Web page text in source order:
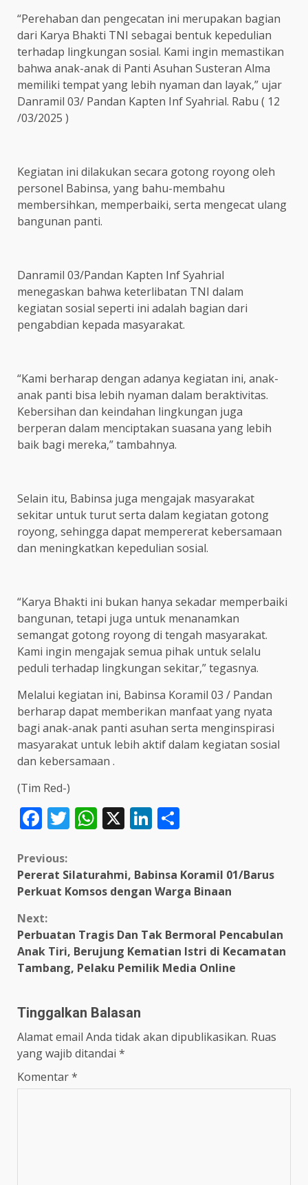
“Perehaban dan pengecatan ini merupakan bagian
dari Karya Bhakti TNI sebagai bentuk kepedulian
terhadap lingkungan sosial. Kami ingin memastikan
bahwa anak-anak di Panti Asuhan Susteran Alma
memiliki tempat yang lebih nyaman dan layak,” ujar
Danramil 03/ Pandan Kapten Inf Syahrial. Rabu ( 12
/03/2025 )
Kegiatan ini dilakukan secara gotong royong oleh
personel Babinsa, yang bahu-membahu
membersihkan, memperbaiki, serta mengecat ulang
bangunan panti.
Danramil 03/Pandan Kapten Inf Syahrial
menegaskan bahwa keterlibatan TNI dalam
kegiatan sosial seperti ini adalah bagian dari
pengabdian kepada masyarakat.
“Kami berharap dengan adanya kegiatan ini, anak-
anak panti bisa lebih nyaman dalam beraktivitas.
Kebersihan dan keindahan lingkungan juga
berperan dalam menciptakan suasana yang lebih
baik bagi mereka,” tambahnya.
Selain itu, Babinsa juga mengajak masyarakat
sekitar untuk turut serta dalam kegiatan gotong
royong, sehingga dapat mempererat kebersamaan
dan meningkatkan kepedulian sosial.
“Karya Bhakti ini bukan hanya sekadar memperbaiki
bangunan, tetapi juga untuk menanamkan
semangat gotong royong di tengah masyarakat.
Kami ingin mengajak semua pihak untuk selalu
peduli terhadap lingkungan sekitar,” tegasnya.
Melalui kegiatan ini, Babinsa Koramil 03 / Pandan
berharap dapat memberikan manfaat yang nyata
bagi anak-anak panti asuhan serta menginspirasi
masyarakat untuk lebih aktif dalam kegiatan sosial
dan kebersamaan .
(Tim Red-)
Facebook
Twitter
WhatsApp
X LinkedIn
Continue
Reading
Previous:
Pererat Silaturahmi, Babinsa Koramil 01/Barus
Perkuat Komsos dengan Warga Binaan
Next:
Perbuatan Tragis Dan Tak Bermoral Pencabulan
Anak Tiri, Berujung Kematian Istri di Kecamatan
Tambang, Pelaku Pemilik Media Online
Tinggalkan Balasan
Alamat email Anda tidak akan dipublikasikan. Ruas
yang wajib ditandai *
Komentar*